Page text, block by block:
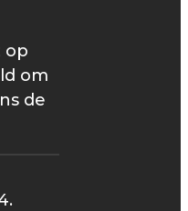
op
om
de